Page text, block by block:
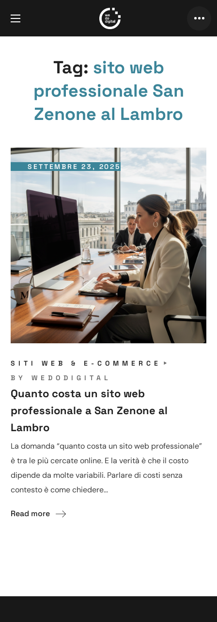
Tag: sito web
professionale San
Zenone al Lambro
SETTEMBRE 23, 2025
SITI WEB & E-COMMERCE
BYWEDODIGITAL
Quanto costa un sito web
professionale a San Zenone al
Lambro
La domanda “quanto costa un sito web professionale”
è tra le più cercate online. E la verità è che il costo
dipende da molte variabili. Parlare di costi senza
contesto è come chiedere...
Read more